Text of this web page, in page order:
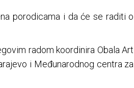
porodicama i da će se raditi o
radom koordinira Obala Art
i Međunarodnog centra za